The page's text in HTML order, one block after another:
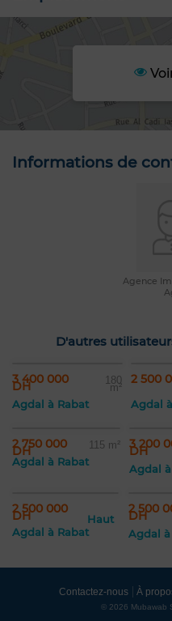
Informations de
Agence
D'autres
3 400 000
DH 180
m²
Agdal à Rabat
2 500
Agdal
2 750 000
DH 115 m²
Agdal à Rabat
3 200
DH
Agdal
2 500 000
DH
Haut
Agdal à Rabat
2 500
DH
Agdal
Contactez-nous À
© 2026 Mubawab